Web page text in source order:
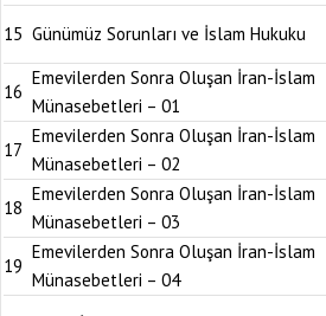
15 Günümüz Sorunları ve İslam Hukuku
16
Emevilerden Sonra Oluşan İran-İslam
Münasebetleri – 01
17
Emevilerden Sonra Oluşan İran-İslam
Münasebetleri – 02
18
Emevilerden Sonra Oluşan İran-İslam
Münasebetleri – 03
19
Emevilerden Sonra Oluşan İran-İslam
Münasebetleri – 04